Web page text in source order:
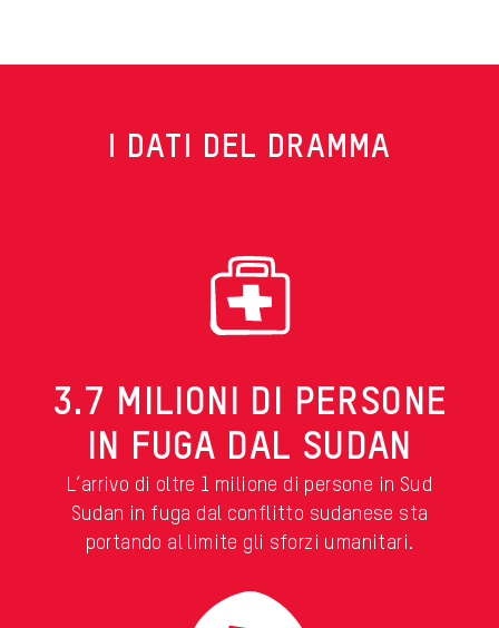
I DATI DEL DRAMMA
3.7 MILIONI DI PERSONE
IN FUGA DAL SUDAN
L’arrivo di oltre 1 milione di persone in Sud
Sudan in fuga dal conflitto sudanese sta
portando al limite gli sforzi umanitari.